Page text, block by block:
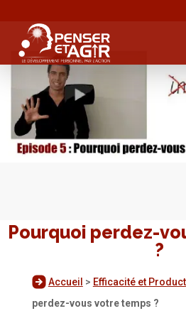
Pourquoi perdez-
?
Accueil > Efficacité et
perdez-vous votre temps ?